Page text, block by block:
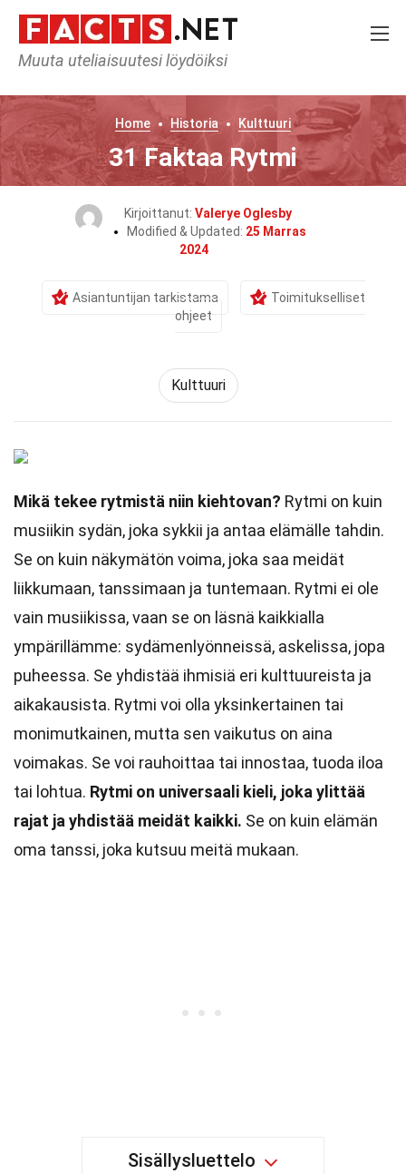
Muuta uteliaisuutesi löydöiksi
Home Historia Kulttuuri
31 Faktaa Rytmi
Kirjoittanut: Valerye Oglesby
Modified & Updated: 25 Marras
2024
Asiantuntijan tarkistama
Toimitukselliset
ohjeet
Kulttuuri
Mikä tekee rytmistä niin kiehtovan? Rytmi on kuin
musiikin sydän, joka sykkii ja antaa elämälle tahdin.
Se on kuin näkymätön voima, joka saa meidät
liikkumaan, tanssimaan ja tuntemaan. Rytmi ei ole
vain musiikissa, vaan se on läsnä kaikkialla
ympärillämme: sydämenlyönneissä, askelissa, jopa
puheessa. Se yhdistää ihmisiä eri kulttuureista ja
aikakausista. Rytmi voi olla yksinkertainen tai
monimutkainen, mutta sen vaikutus on aina
voimakas. Se voi rauhoittaa tai innostaa, tuoda iloa
tai lohtua. Rytmi on universaali kieli, joka ylittää
rajat ja yhdistää meidät kaikki. Se on kuin elämän
oma tanssi, joka kutsuu meitä mukaan.
Sisällysluettelo